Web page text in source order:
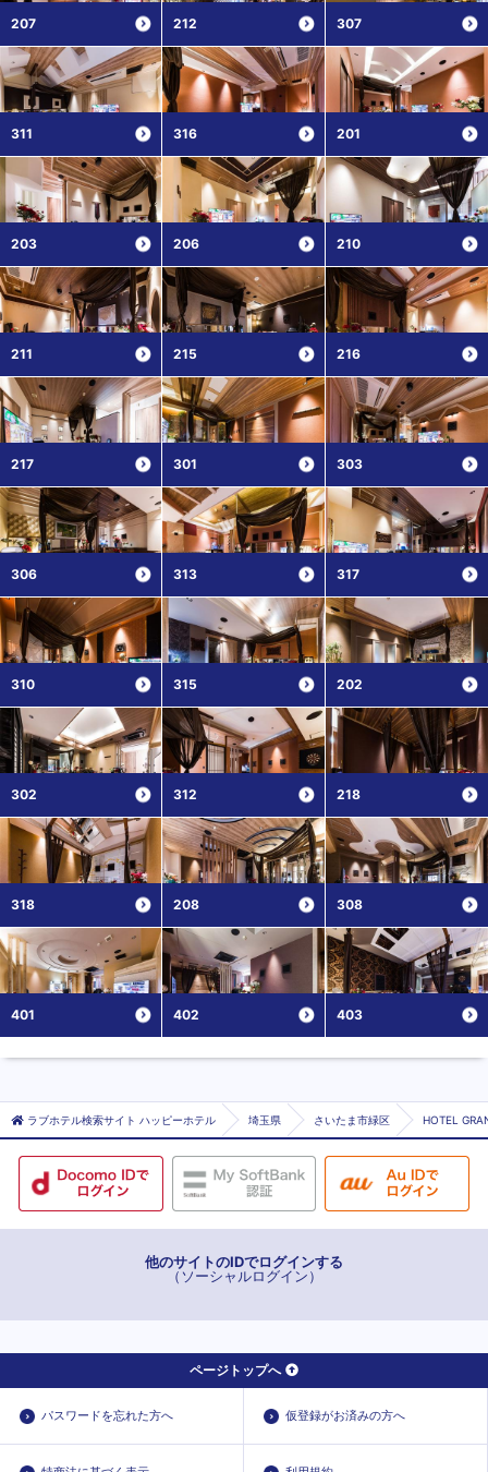
207 212 307
311 316 201
203 206 210
211 215 216
217 301 303
306 313 317
310 315 202
302 312 218
318 208 308
401 402 403
ラブホテル検索サイト ハッピーホテル 埼玉県 さいたま市緑区 HOTEL
他のサイトのIDでログインする
（ソーシャルログイン）
ページトップへ
パスワードを忘れた方へ 仮登録がお済みの方へ